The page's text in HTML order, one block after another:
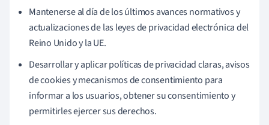
Mantenerse al día de los últimos avances normativos y
actualizaciones de las leyes de privacidad electrónica del
Reino Unido y la UE.
Desarrollar y aplicar políticas de privacidad claras, avisos
de cookies y mecanismos de consentimiento para
informar a los usuarios, obtener su consentimiento y
permitirles ejercer sus derechos.